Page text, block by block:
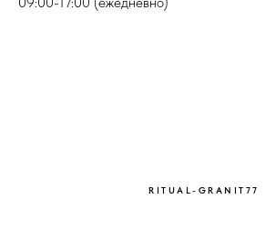
RITUAL-GRANIT77